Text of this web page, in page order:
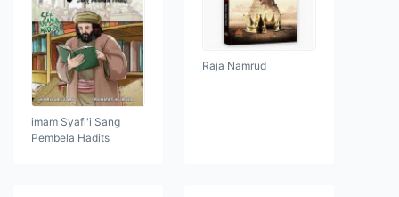
imam Syafi'i Sang
Pembela Hadits
Raja Namrud